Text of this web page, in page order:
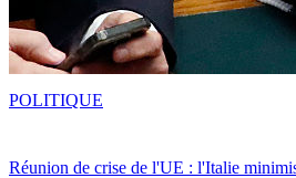
Réunion de crise de l'UE : l'Italie
POLITIQUE